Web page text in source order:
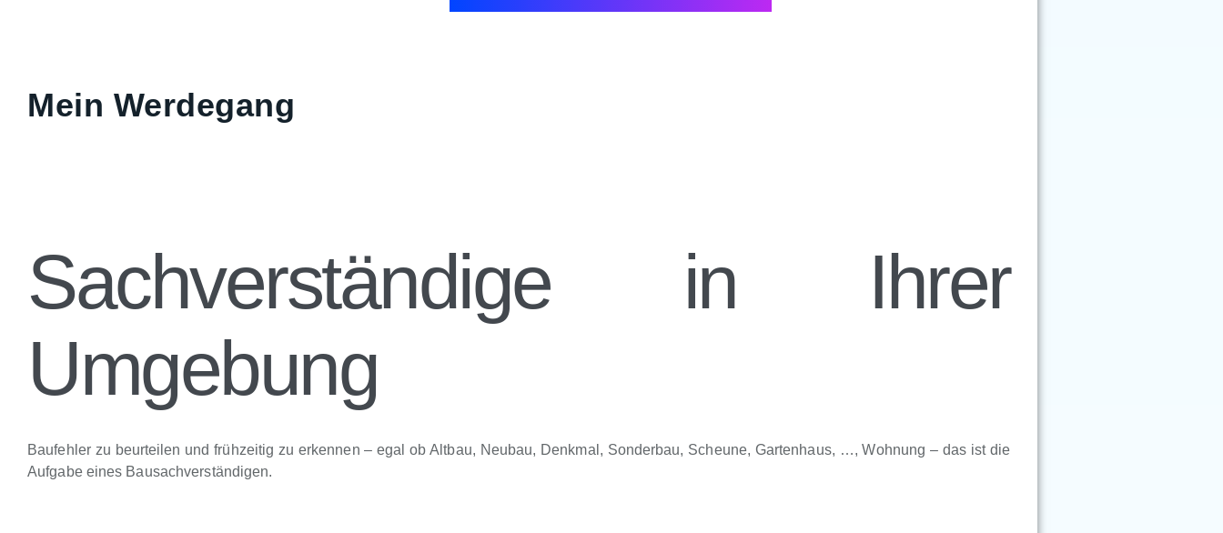
Mein Werdegang
Sachverständige in Ihrer
Umgebung
Baufehler zu beurteilen und frühzeitig zu erkennen – egal ob Altbau, Neubau, Denkmal, Sonderbau, Scheune, Gartenhaus, …, Wohnung – das ist die
Aufgabe eines Bausachverständigen.